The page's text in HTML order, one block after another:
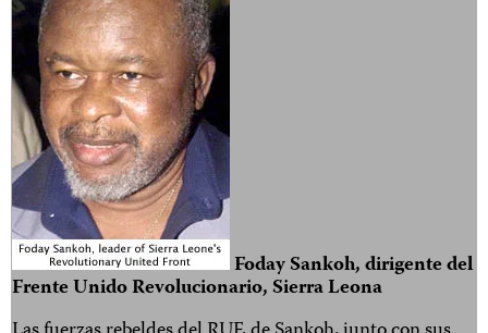
Foday Sankoh, dirigente del
Frente Unido Revolucionario, Sierra Leona